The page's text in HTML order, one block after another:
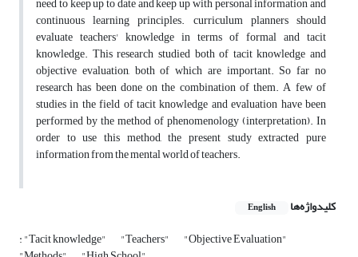
continuous learning principles. curriculum planners should
evaluate teachers' knowledge in terms of formal and tacit
knowledge. This research studied both of tacit knowledge and
objective evaluation, both of which are important. So far no
research has been done on the combination of them. A few of
studies in the field of tacit knowledge and evaluation have been
performed by the method of phenomenology (interpretation). In
order to use this method, the present study extracted pure
information from the mental world of teachers.
کلیدواژه‌ها English
: "Tacit knowledge" "Teachers" "Objective Evaluation"